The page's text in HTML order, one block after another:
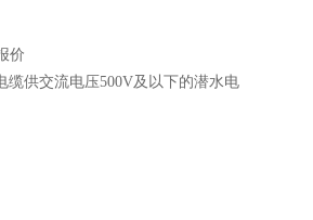
价
缆供交流电压500V及以下的潜水电